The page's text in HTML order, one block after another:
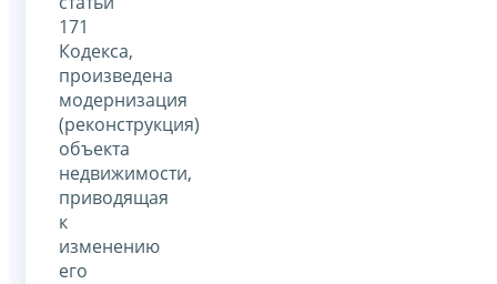
171
Кодекса,
произведена
модернизация
(реконструкция)
объекта
недвижимости,
приводящая
к
изменению
его